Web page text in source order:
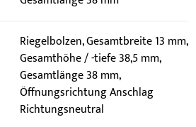
Riegelbolzen, Gesamtbreite 13 mm,
Gesamthöhe / -tiefe 38,5 mm,
Gesamtlänge 38 mm,
Öffnungsrichtung Anschlag
Richtungsneutral